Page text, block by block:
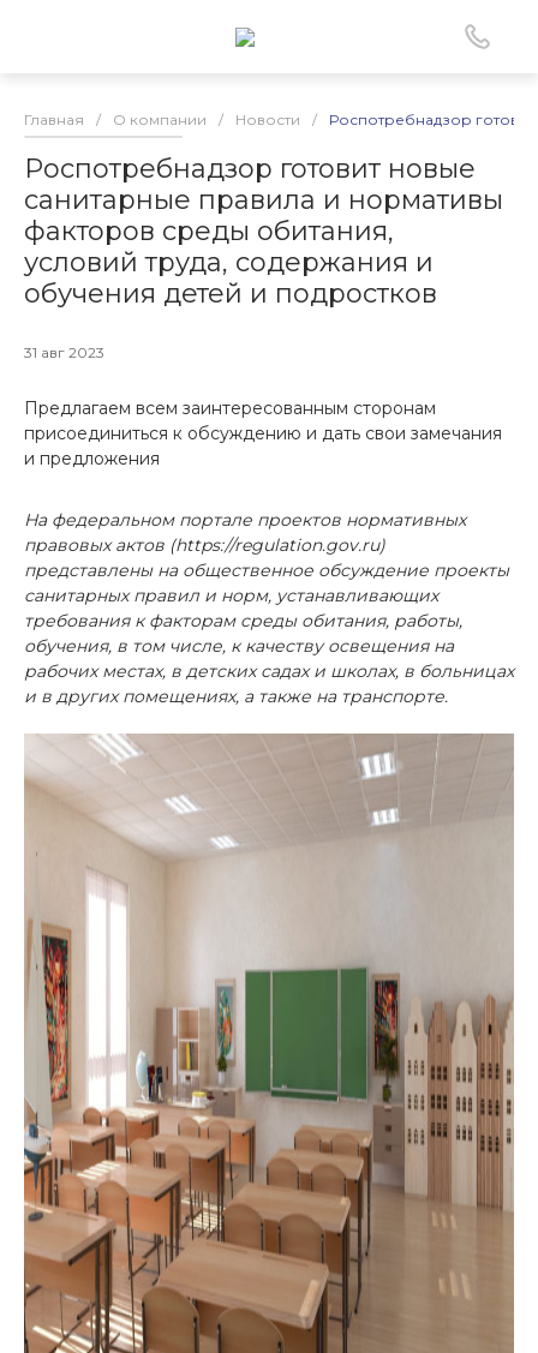
Главная / О компании / Новости / Роспотребнадзор
Роспотребнадзор готовит новые
санитарные правила и нормативы
факторов среды обитания,
условий труда, содержания и
обучения детей и подростков
31 авг 2023
Предлагаем всем заинтересованным сторонам
присоединиться к обсуждению и дать свои замечания
и предложения
На федеральном портале проектов нормативных
правовых актов (https://regulation.gov.ru)
представлены на общественное обсуждение проекты
санитарных правил и норм, устанавливающих
требования к факторам среды обитания, работы,
обучения, в том числе, к качеству освещения на
рабочих местах, в детских садах и школах, в больницах
и в других помещениях, а также на транспорте.